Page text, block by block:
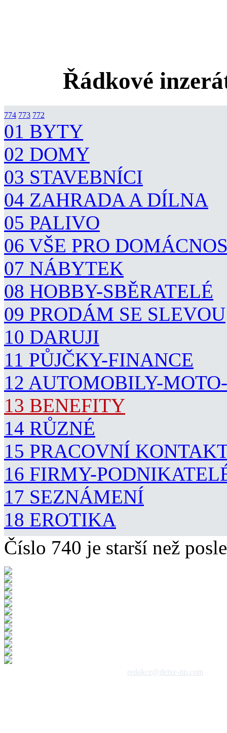
Řádkové
774 773 772
01 BYTY
02 DOMY
03 STAVEBNÍCI
04 ZAHRADA A DÍLNA
05 PALIVO
06 VŠE PRO
07 NÁBYTEK
08 HOBBY-SBĚRATELÉ
09 PRODÁM SE SLEVOU
10 DARUJI
11 PŮJČKY-FINANCE
12 AUTOMOBILY-
13 BENEFITY
14 RŮZNÉ
15 PRACOVNÍ
16 FIRMY-
17 SEZNÁMENÍ
18 EROTIKA
Číslo 740 je starší než
redakce@deixe-tip.com